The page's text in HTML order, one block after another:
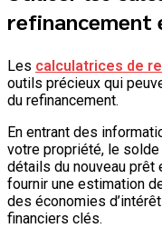
refinancement
Les calculatrices de
outils précieux qui
du refinancement.
En entrant des
votre propriété, le
détails du nouveau prêt
fournir une estimation
des économies
financiers clés.